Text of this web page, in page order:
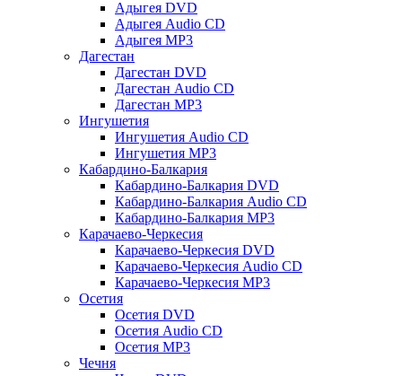
Адыгея DVD
Адыгея Audio CD
Адыгея MP3
Дагестан
Дагестан DVD
Дагестан Audio CD
Дагестан MP3
Ингушетия
Ингушетия Audio CD
Ингушетия MP3
Кабардино-Балкария
Кабардино-Балкария DVD
Кабардино-Балкария Audio CD
Кабардино-Балкария MP3
Карачаево-Черкесия
Карачаево-Черкесия DVD
Карачаево-Черкесия Audio CD
Карачаево-Черкесия MP3
Осетия
Осетия DVD
Осетия Audio CD
Осетия MP3
Чечня